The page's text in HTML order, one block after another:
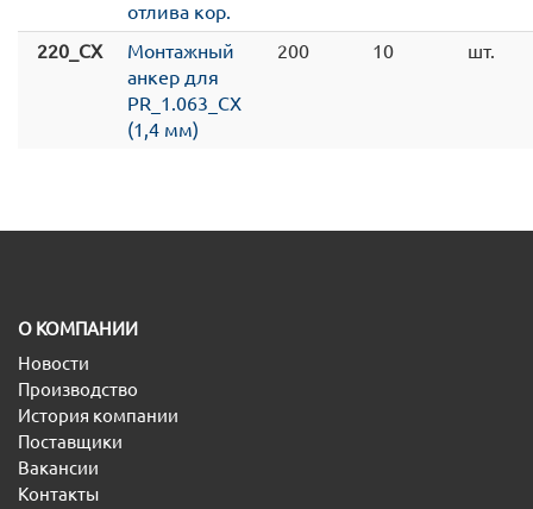
отлива кор.
220_CX
Монтажный
анкер для
PR_1.063_CX
(1,4 мм)
200 10 шт.
O КОМПАНИИ
Новости
Производство
История компании
Поставщики
Вакансии
Контакты